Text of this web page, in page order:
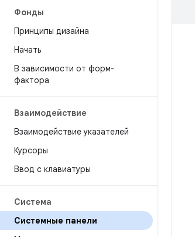
Фонды
Принципы дизайна
Начать
В зависимости от форм-
фактора
Взаимодействие
Взаимодействие указателей
Курсоры
Ввод с клавиатуры
Система
Системные панели